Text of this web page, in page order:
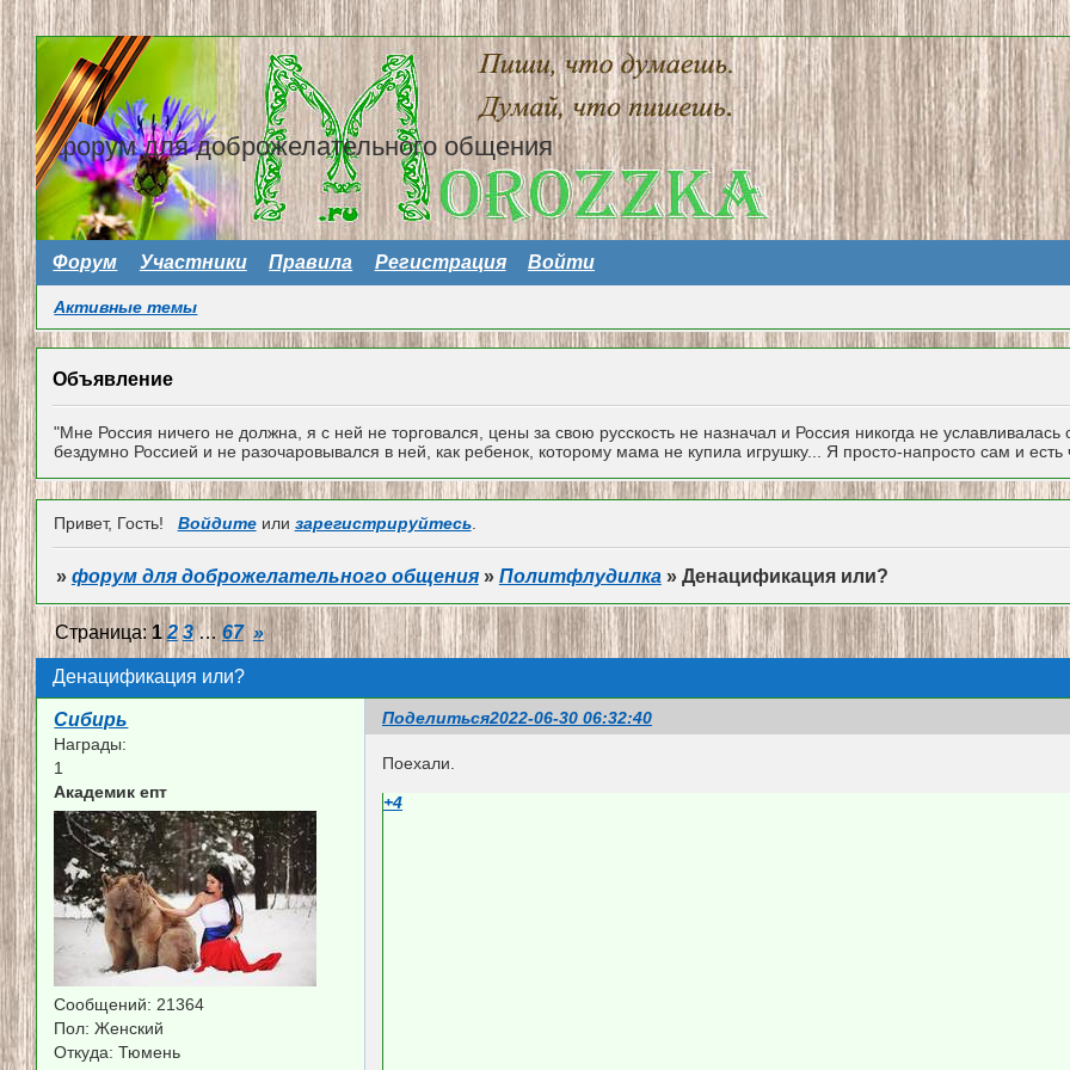
форум для доброжелательного общения
Форум Участники Правила Регистрация Войти
Активные темы
Объявление
"Мне Россия ничего не должна, я с ней не торговался, цены за свою русскость не назначал и Россия никогда не
бездумно Россией и не разочаровывался в ней, как ребенок, которому мама не купила игрушку... Я просто-напросто сам и есть
Привет, Гость! Войдитеили зарегистрируйтесь.
» форум для доброжелательного общения » Политфлудилка » Денацификация или?
Денацификация или?
Страница: 1 2 3 … 67 »
Поделиться2022-06-30 06:32:40
Сибирь
Награды:
1
Академик епт
Сообщений: 21364
Пол: Женский
Откуда: Тюмень
Поехали.
+4